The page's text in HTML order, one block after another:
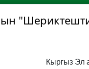
Кыргыз Эл